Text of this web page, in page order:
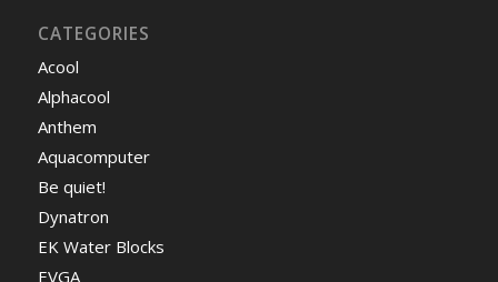
CATEGORIES
Acool
Alphacool
Anthem
Aquacomputer
Be quiet!
Dynatron
EK Water Blocks
EVGA